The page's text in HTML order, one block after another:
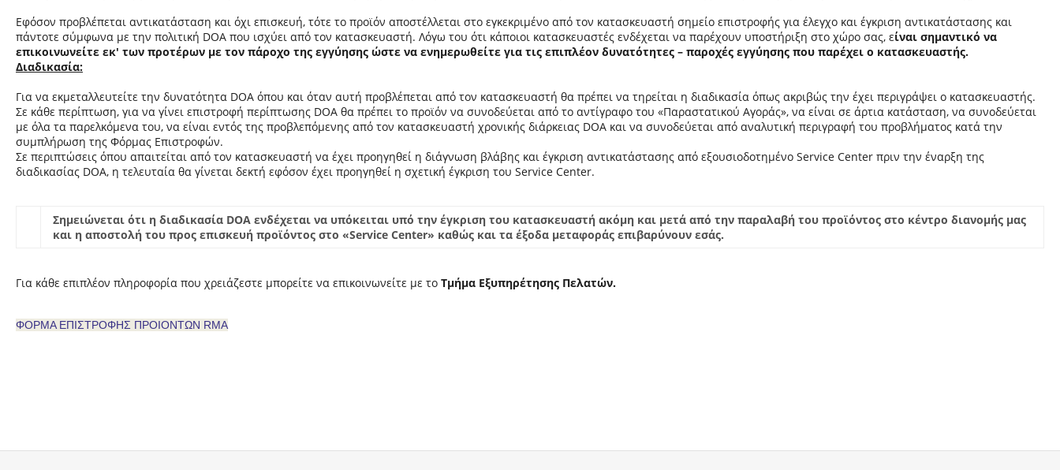
Εφόσον προβλέπεται αντικατάσταση και όχι επισκευή, τότε το προϊόν αποστέλλεται στο εγκεκριμένο από τον κατασκευαστή σημείο επιστροφής για έλεγχο και έγκριση αντικατάστασης και
πάντοτε σύμφωνα με την πολιτική DOA που ισχύει από τον κατασκευαστή. Λόγω του ότι κάποιοι κατασκευαστές ενδέχεται να παρέχουν υποστήριξη στο χώρο σας, είναι σημαντικό να
επικοινωνείτε εκ' των προτέρων με τον πάροχο της εγγύησης ώστε να ενημερωθείτε για τις επιπλέον δυνατότητες – παροχές εγγύησης που παρέχει ο κατασκευαστής.
Διαδικασία:
Για να εκμεταλλευτείτε την δυνατότητα DOA όπου και όταν αυτή προβλέπεται από τον κατασκευαστή θα πρέπει να τηρείται η διαδικασία όπως ακριβώς την έχει περιγράψει ο κατασκευαστής.
Σε κάθε περίπτωση, για να γίνει επιστροφή περίπτωσης DOA θα πρέπει το προϊόν να συνοδεύεται από το αντίγραφο του «Παραστατικού Αγοράς», να είναι σε άρτια κατάσταση, να συνοδεύεται
με όλα τα παρελκόμενα του, να είναι εντός της προβλεπόμενης από τον κατασκευαστή χρονικής διάρκειας DOA και να συνοδεύεται από αναλυτική περιγραφή του προβλήματος κατά την
συμπλήρωση της Φόρμας Επιστροφών.
Σε περιπτώσεις όπου απαιτείται από τον κατασκευαστή να έχει προηγηθεί η διάγνωση βλάβης και έγκριση αντικατάστασης από εξουσιοδοτημένο Service Center πριν την έναρξη της
διαδικασίας DOA, η τελευταία θα γίνεται δεκτή εφόσον έχει προηγηθεί η σχετική έγκριση του Service Center.
Σημειώνεται ότι η διαδικασία DOA ενδέχεται να υπόκειται υπό την έγκριση του κατασκευαστή ακόμη και μετά από την παραλαβή του προϊόντος στο κέντρο διανομής μας
και η αποστολή του προς επισκευή προϊόντος στο «Service Center» καθώς και τα έξοδα μεταφοράς επιβαρύνουν εσάς.
Για κάθε επιπλέον πληροφορία που χρειάζεστε μπορείτε να επικοινωνείτε με το Τμήμα Εξυπηρέτησης Πελατών.
ΦΟΡΜΑ ΕΠΙΣΤΡΟΦΗΣ ΠΡΟΙΟΝΤΩΝ RMA